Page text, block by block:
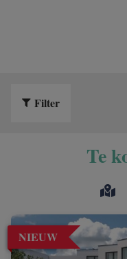
Filter
Te
NIEUW